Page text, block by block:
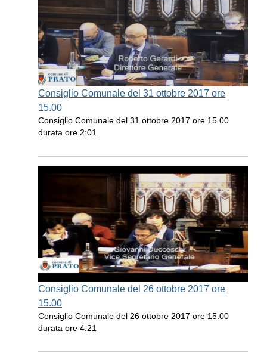
Consiglio Comunale del 31 ottobre 2017 ore
15.00
Consiglio Comunale del 31 ottobre 2017 ore 15.00
durata ore 2:01
Consiglio Comunale del 26 ottobre 2017 ore
15.00
Consiglio Comunale del 26 ottobre 2017 ore 15.00
durata ore 4:21